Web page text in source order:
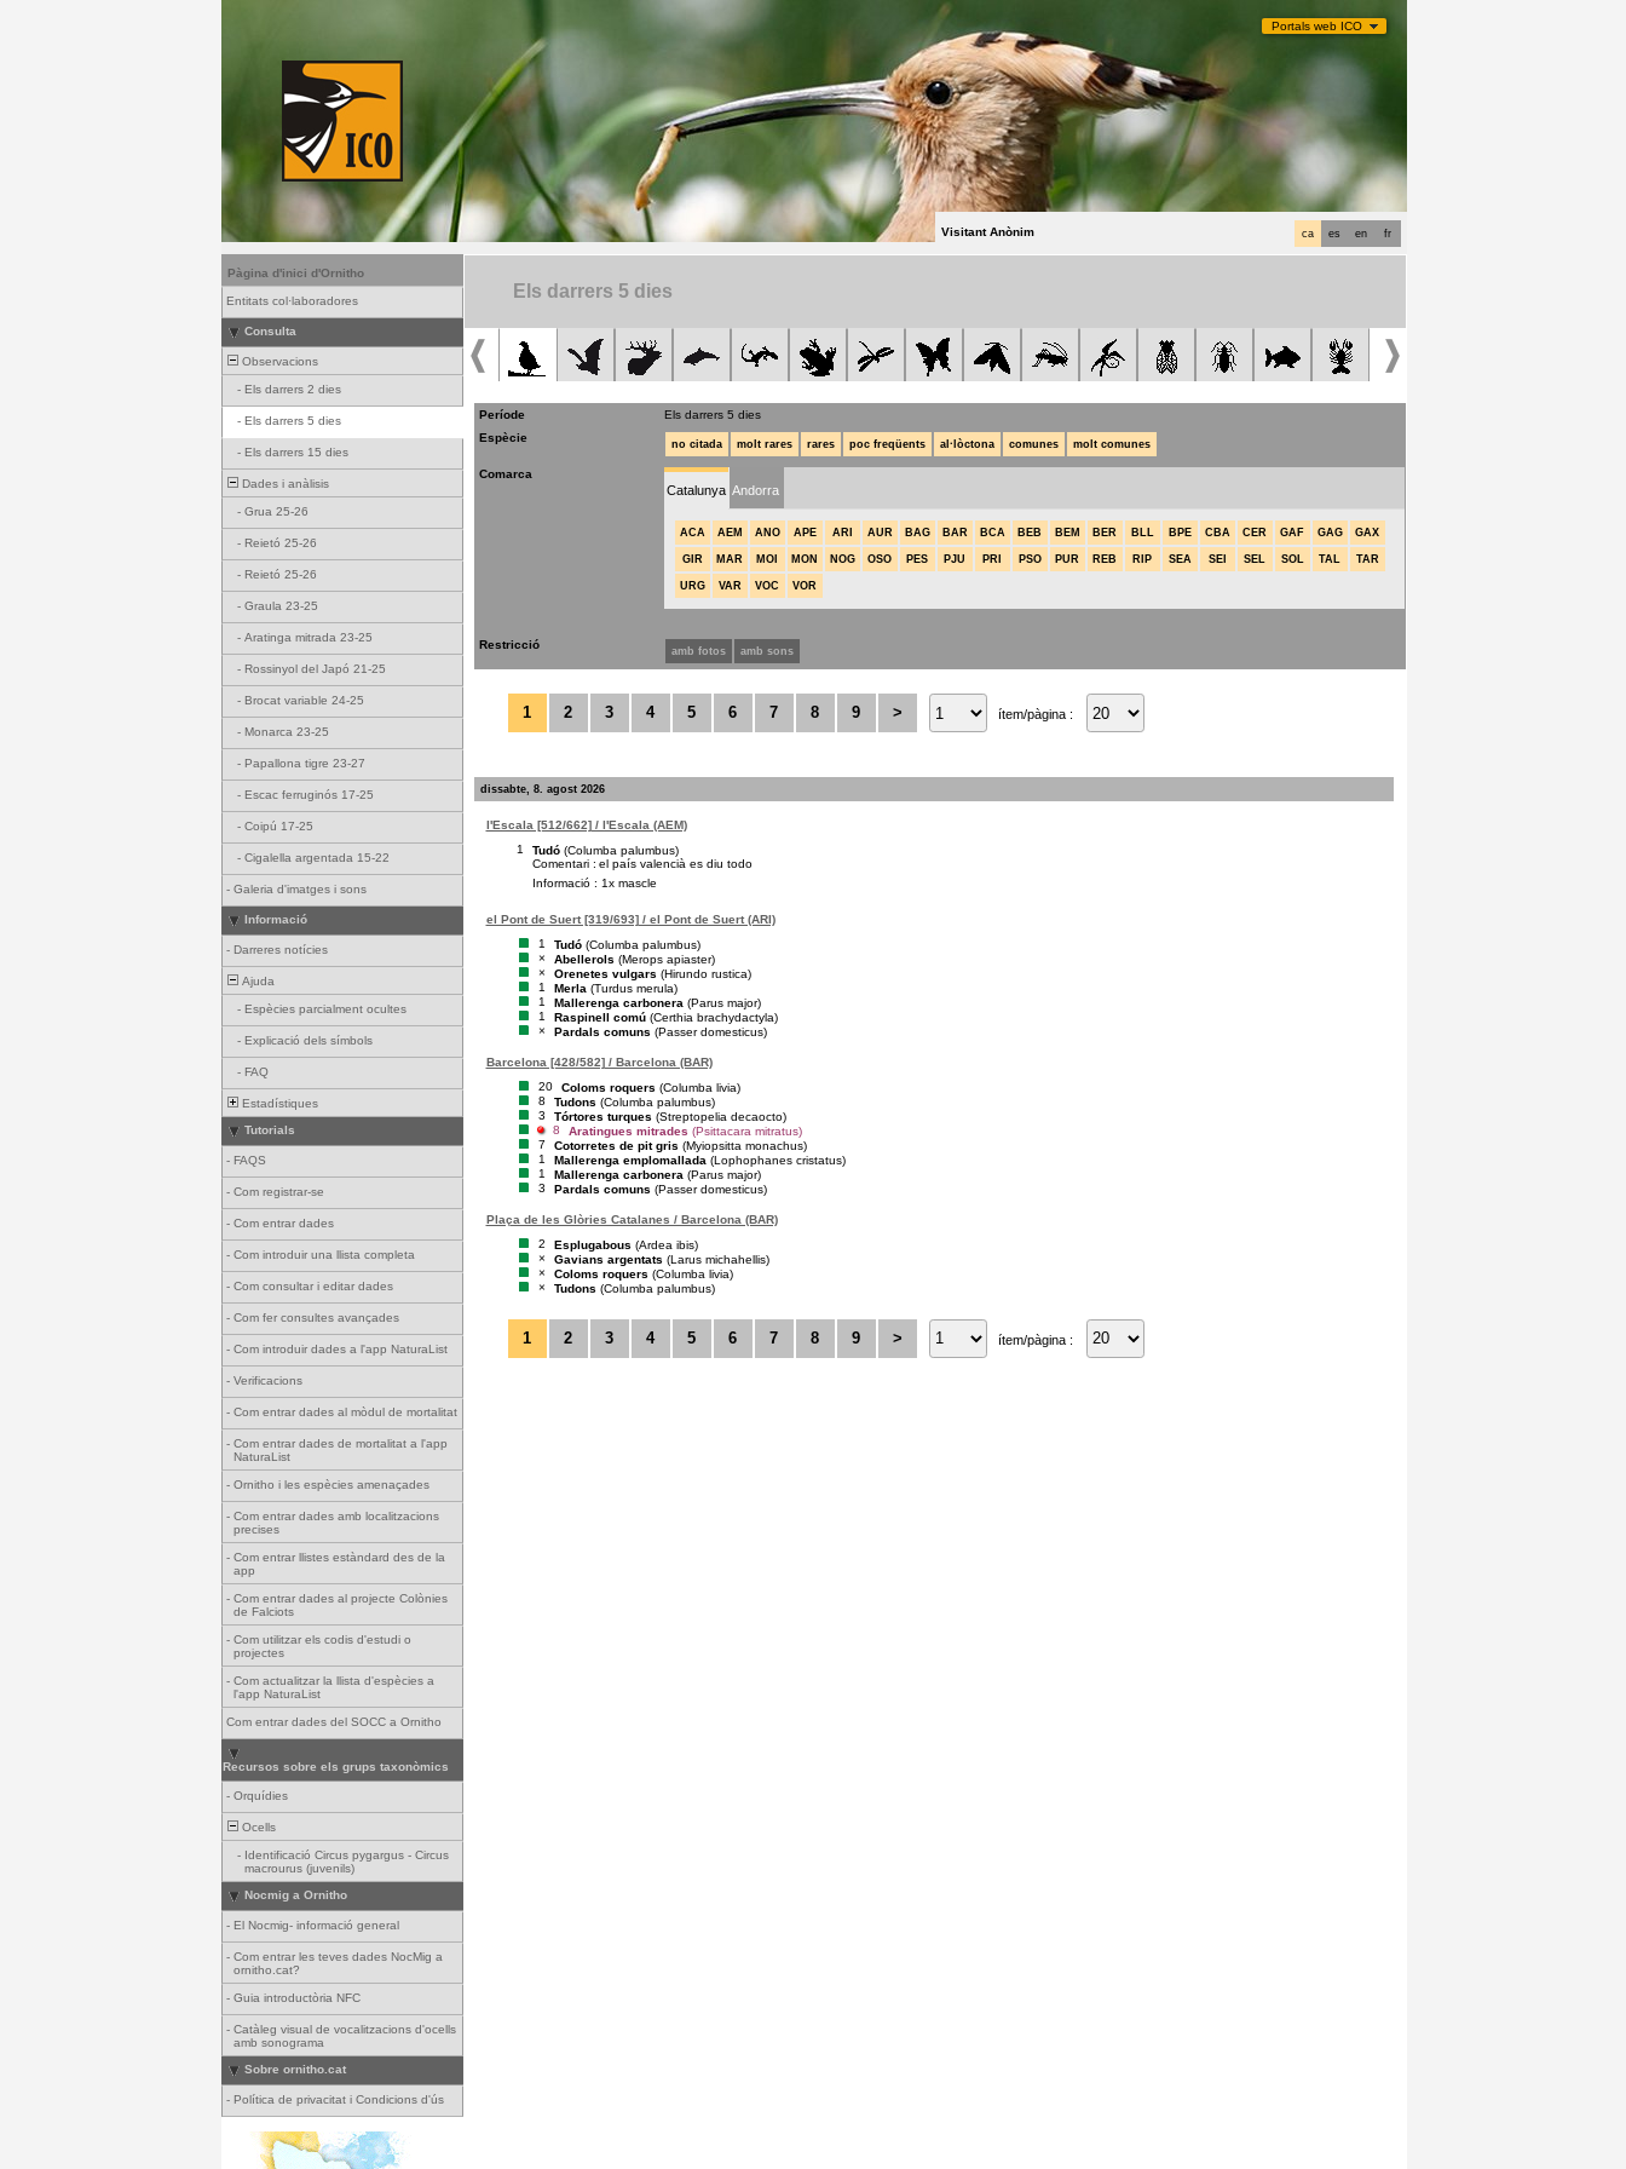
Portals web ICO
fr
en
es
ca
Visitant Anònim
Pàgina d'inici d'Ornitho
Entitats col·laboradores
Consulta
Observacions
- Els darrers 2 dies
- Els darrers 5 dies
- Els darrers 15 dies
Dades i anàlisis
- Grua 25-26
- Reietó 25-26
- Reietó 25-26
- Graula 23-25
- Aratinga mitrada 23-25
- Rossinyol del Japó 21-25
- Brocat variable 24-25
- Monarca 23-25
- Papallona tigre 23-27
- Escac ferruginós 17-25
- Coipú 17-25
- Cigalella argentada 15-22
- Galeria d'imatges i sons
Informació
- Darreres notícies
Ajuda
- Espècies parcialment ocultes
- Explicació dels símbols
- FAQ
Estadístiques
Tutorials
- FAQS
- Com registrar-se
- Com entrar dades
- Com introduir una llista completa
- Com consultar i editar dades
- Com fer consultes avançades
- Com introduir dades a l'app NaturaList
- Verificacions
- Com entrar dades al mòdul de mortalitat
- Com entrar dades de mortalitat a l'app
NaturaList
- Ornitho i les espècies amenaçades
- Com entrar dades amb localitzacions
precises
- Com entrar llistes estàndard des de la
app
- Com entrar dades al projecte Colònies
de Falciots
- Com utilitzar els codis d'estudi o
projectes
- Com actualitzar la llista d'espècies a
l'app NaturaList
Com entrar dades del SOCC a Ornitho
Recursos sobre els grups taxonòmics
- Orquídies
Ocells
- Identificació Circus pygargus - Circus
macrourus (juvenils)
Nocmig a Ornitho
- El Nocmig- informació general
- Com entrar les teves dades NocMig a
ornitho.cat?
- Guia introductòria NFC
- Catàleg visual de vocalitzacions d'ocells
amb sonograma
Sobre ornitho.cat
- Política de privacitat i Condicions d'ús
Els darrers 5 dies
Període
Els darrers 5 dies
Espècie
no citada molt rares rares poc freqüents al·lòctona comunes molt comunes
Comarca
Catalunya Andorra
ACA AEM ANO APE ARI AUR BAG BAR BCA BEB BEM BER BLL BPE CBA CER GAF GAG GAX
GIR MAR MOI MON NOG OSO PES PJU PRI PSO PUR REB RIP SEA SEI SEL SOL TAL TAR
URG VAR VOC VOR
Restricció amb fotos amb sons
1 2 3 4 5 6 7 8 9 > ítem/pàgina :
dissabte, 8. agost 2026
l'Escala [512/662] / l'Escala (AEM)
1
Tudó (Columba palumbus)
Comentari : el país valencià es diu todo
Informació : 1x mascle
el Pont de Suert [319/693] / el Pont de Suert (ARI)
1
Tudó (Columba palumbus)
×
Abellerols (Merops apiaster)
×
Orenetes vulgars (Hirundo rustica)
1
Merla (Turdus merula)
1
Mallerenga carbonera (Parus major)
1
Raspinell comú (Certhia brachydactyla)
×
Pardals comuns (Passer domesticus)
Barcelona [428/582] / Barcelona (BAR)
20
Coloms roquers (Columba livia)
8
Tudons (Columba palumbus)
3
Tórtores turques (Streptopelia decaocto)
8
Aratingues mitrades (Psittacara mitratus)
7
Cotorretes de pit gris (Myiopsitta monachus)
1
Mallerenga emplomallada (Lophophanes cristatus)
1
Mallerenga carbonera (Parus major)
3
Pardals comuns (Passer domesticus)
Plaça de les Glòries Catalanes / Barcelona (BAR)
2
Esplugabous (Ardea ibis)
×
Gavians argentats (Larus michahellis)
×
Coloms roquers (Columba livia)
×
Tudons (Columba palumbus)
1 2 3 4 5 6 7 8 9 > ítem/pàgina :